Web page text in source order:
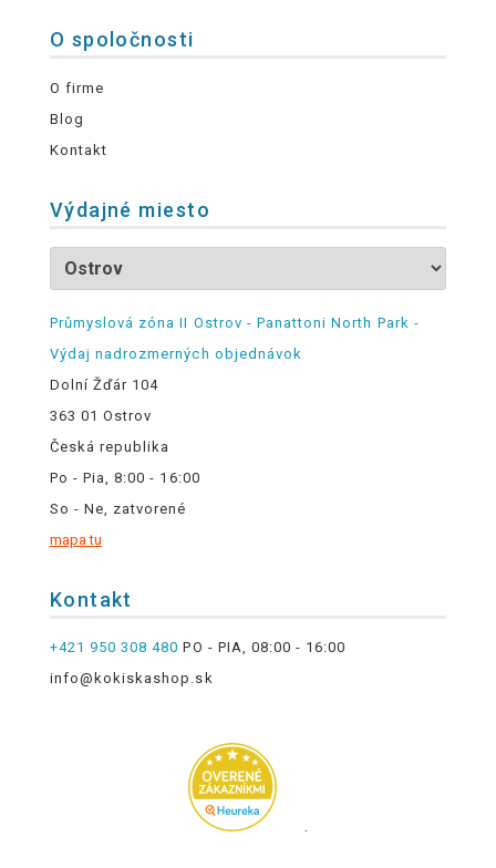
O spoločnosti
O firme
Blog
Kontakt
Výdajné miesto
Průmyslová zóna II Ostrov - Panattoni North Park -
Výdaj nadrozmerných objednávok
Dolní Žďár 104
363 01 Ostrov
Česká republika
Po - Pia, 8:00 - 16:00
So - Ne, zatvorené
mapa tu
Kontakt
+421 950 308 480 PO - PIA, 08:00 - 16:00
info@kokiskashop.sk
.